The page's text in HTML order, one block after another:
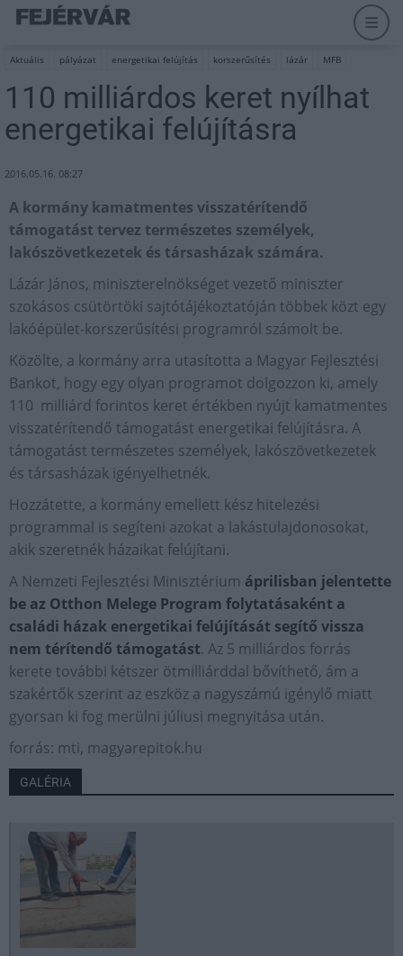
Aktuális pályázat energetikai felújítás korszerűsítés lázár MFB
110 milliárdos keret nyílhat
energetikai felújításra
2016.05.16. 08:27
A kormány kamatmentes visszatérítendő
támogatást tervez természetes személyek,
lakószövetkezetek és társasházak számára.
Lázár János, miniszterelnökséget vezető miniszter
szokásos csütörtöki sajtótájékoztatóján többek közt egy
lakóépület-korszerűsítési programról számolt be.
Közölte, a kormány arra utasította a Magyar Fejlesztési
Bankot, hogy egy olyan programot dolgozzon ki, amely
110 milliárd forintos keret értékben nyújt kamatmentes
visszatérítendő támogatást energetikai felújításra. A
támogatást természetes személyek, lakószövetkezetek
és társasházak igényelhetnék.
Hozzátette, a kormány emellett kész hitelezési
programmal is segíteni azokat a lakástulajdonosokat,
akik szeretnék házaikat felújítani.
A Nemzeti Fejlesztési Minisztérium áprilisban jelentette
be az Otthon Melege Program folytatásaként a
családi házak energetikai felújítását segítő vissza
nem térítendő támogatást. Az 5 milliárdos forrás
kerete további kétszer ötmilliárddal bővíthető, ám a
szakértők szerint az eszköz a nagyszámú igénylő miatt
gyorsan ki fog merülni júliusi megnyitása után.
forrás: mti, magyarepitok.hu
GALÉRIA